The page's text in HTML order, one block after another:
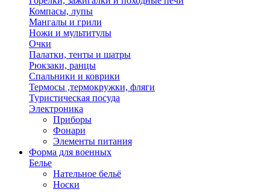
Компасы, лупы
Мангалы и грили
Ножи и мультитулы
Очки
Палатки, тенты и шатры
Рюкзаки, ранцы
Спальники и коврики
Термосы ,термокружки, фляги
Туристическая посуда
Электроника
Приборы
Фонари
Элементы питания
Форма для военных
Белье
Нательное бельё
Носки